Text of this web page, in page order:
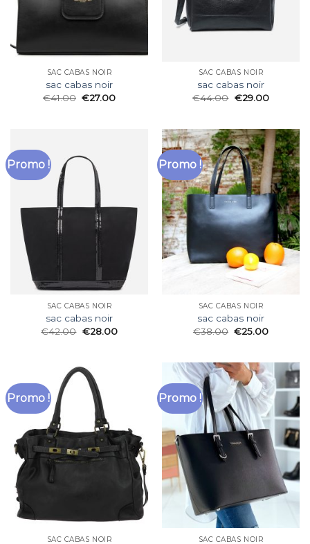
SAC CABAS NOIR
sac cabas noir
€41.00 €27.00
SAC CABAS NOIR
sac cabas noir
€44.00 €29.00
Promo !
SAC CABAS NOIR
sac cabas noir
€42.00 €28.00
Promo !
SAC CABAS NOIR
sac cabas noir
€38.00 €25.00
Promo !
SAC CABAS NOIR
Promo !
SAC CABAS NOIR